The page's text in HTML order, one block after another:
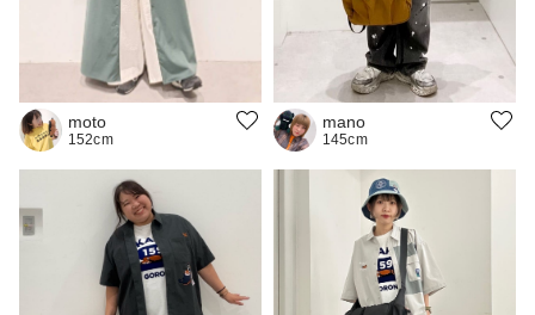
moto
152cm
mano
145cm